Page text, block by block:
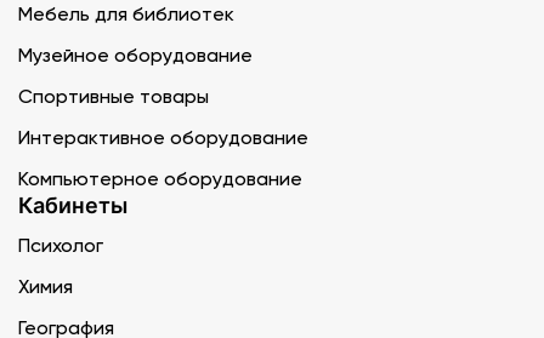
Мебель для библиотек
Музейное оборудование
Спортивные товары
Интерактивное оборудование
Компьютерное оборудование
Кабинеты
Психолог
Химия
География